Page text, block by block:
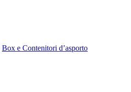
Box e Contenitori d’asporto